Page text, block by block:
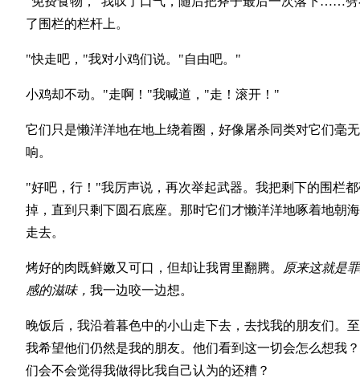
了围栏的栏杆上。
"快走吧，"我对小鸡们说。"自由吧。"
小鸡却不动。"走啊！"我喊道，"走！滚开！"
它们只是懒洋洋地在地上绕着圈，好像屠杀同类对它们毫
响。
"好吧，行！"我厉声说，再次举起武器。我把剩下的围栏
掉，直到只剩下圆石底座。那时它们才懒洋洋地啄着地朝
走去。
烤好的肉既鲜嫩又可口，但却让我胃里翻腾。
原来这就是
感的滋味， 我一边咬一边想。
晚饭后，我沿着暮色中的小山走下去，去找我的朋友们。
我希望他们仍然是我的朋友。他们看到这一切会怎么想我
们会不会觉得我做得比我自己认为的还糟？